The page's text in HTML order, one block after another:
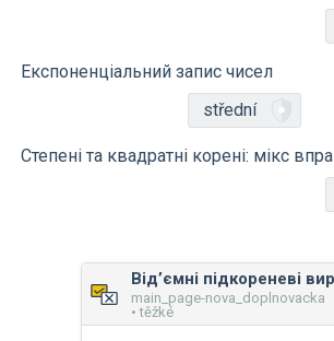
Експоненціальний запис чисел
střední
Степені та квадратні корені: мікс
main_page-nova_doplnovacka
• těžké